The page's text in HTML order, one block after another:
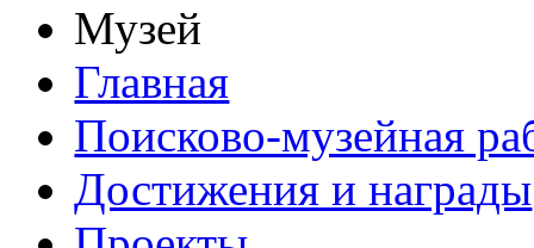
Музей
Главная
Поисково-музейная
Достижения и награды